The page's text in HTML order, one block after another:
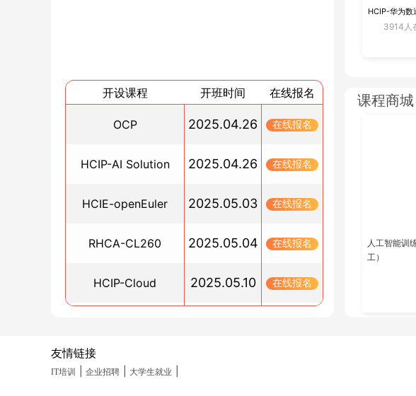
华为AI全光网助力运营商提升竞争力，开启新增长新
时代
2024/11/02
2024/11/01
2024/10/31
订阅
2024年华为最新考试地点查看_博睿谷·博睿慕课
HCIP-Datacom认证有什么作用？
2024/10/30
操作中也
博睿谷的HCIE
开设课程 开班时间 在线报名
OCP 2025.04.26 在线报名
HCIP-AI Solution 2025.04.26 在线报名
HCIE-openEuler 2025.05.03 在线报名
RHCA-CL260 2025.05.04 在线报名
HCIP-Cloud 2025.05.10 在线报名
HCIA-Datacom(晚班)
HCIP-华为数
3914人
课程商城
人工智能训
工）
友情链接
IT培训 企业招聘 大学生就业